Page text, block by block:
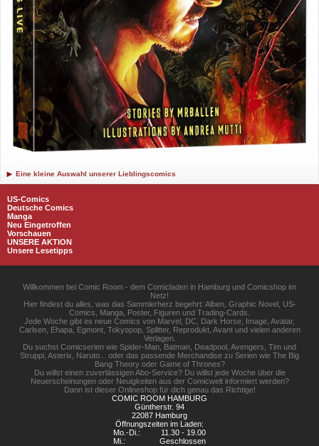
Eine kleine Auswahl unserer Lieblingscomics
US-Comics
Deutsche Comics
Manga
Neu Eingetroffen
Vorschauen
UNSERE AKTION
Unsere Lesetipps
Willkommen bei Comic Room - dem Comicladen in Hamburg und Comicshop im
Netz!
Hier findest du alles, was das Sammlerherz begehrt: Alben, Graphic Novel, US-
Comics, Manga, Poster, Figuren und Trading-Cards.
Jede Woche gibt es neue Comics von Marvel, DC, Dark Horse, Image, Avatar,
Carlsen, Ehapa, Egmont, Tokyopop, Splitter, Reprodukt, Avant und vielen anderen
Verlagen.
Du suchst Comicserien wie Spider-Man, Batman, Deadpool, Avengers, Tim und
Struppi, Asterix, Naruto... oder das passende Merchandise zu Serien wie The Big
Bang Theory oder Game of Thrones?
Du willst einen zuverlässigen Abo-Service? Du willst jede Woche über die
Neuerscheinungen oder Neuigkeiten aus der Comicwelt informiert werden?
Dann ist dieser Onlineshop für dich genau das Richtige!
COMIC ROOM HAMBURG
Güntherstr. 94
22087 Hamburg
Öffnungszeiten im Laden:
Mo.-Di.:
11.30 - 19.00
Mi.:
Geschlossen